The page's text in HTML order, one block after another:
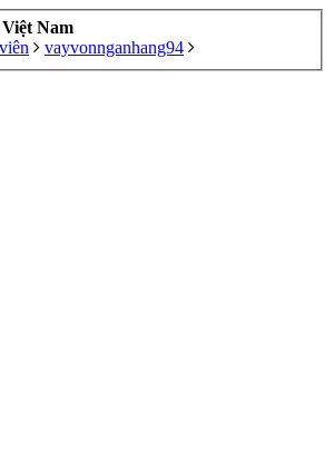
Nam
vayvonnganhang94